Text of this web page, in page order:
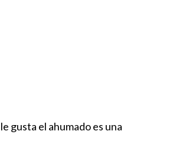
gusta el ahumado es una